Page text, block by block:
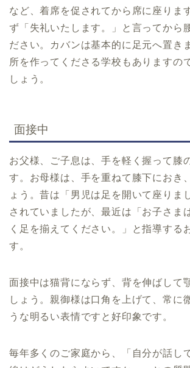
など、着席を促されてから席に座りま
ず「失礼いたします。」と言ってから
ださい。カバンは基本的に足元へ置き
所を作ってくださる学校もありますの
しょう。
面接中
お父様、ご子息は、手を軽く握って膝
す。お母様は、手を重ねて膝下におき
ょう。昔は「男児は足を開いて座りま
されていましたが、最近は「お子さま
く足を揃えてください。」と指導する
す。
面接中は猫背にならず、背を伸ばして
しょう。親御様は口角を上げて、常に
うな明るい表情ですと好印象です。
毎年多くのご家庭から、「自分が話し